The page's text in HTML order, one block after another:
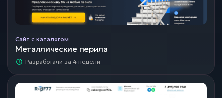
Сайт с каталогом
Металлические перила
Разработали за 4 недели